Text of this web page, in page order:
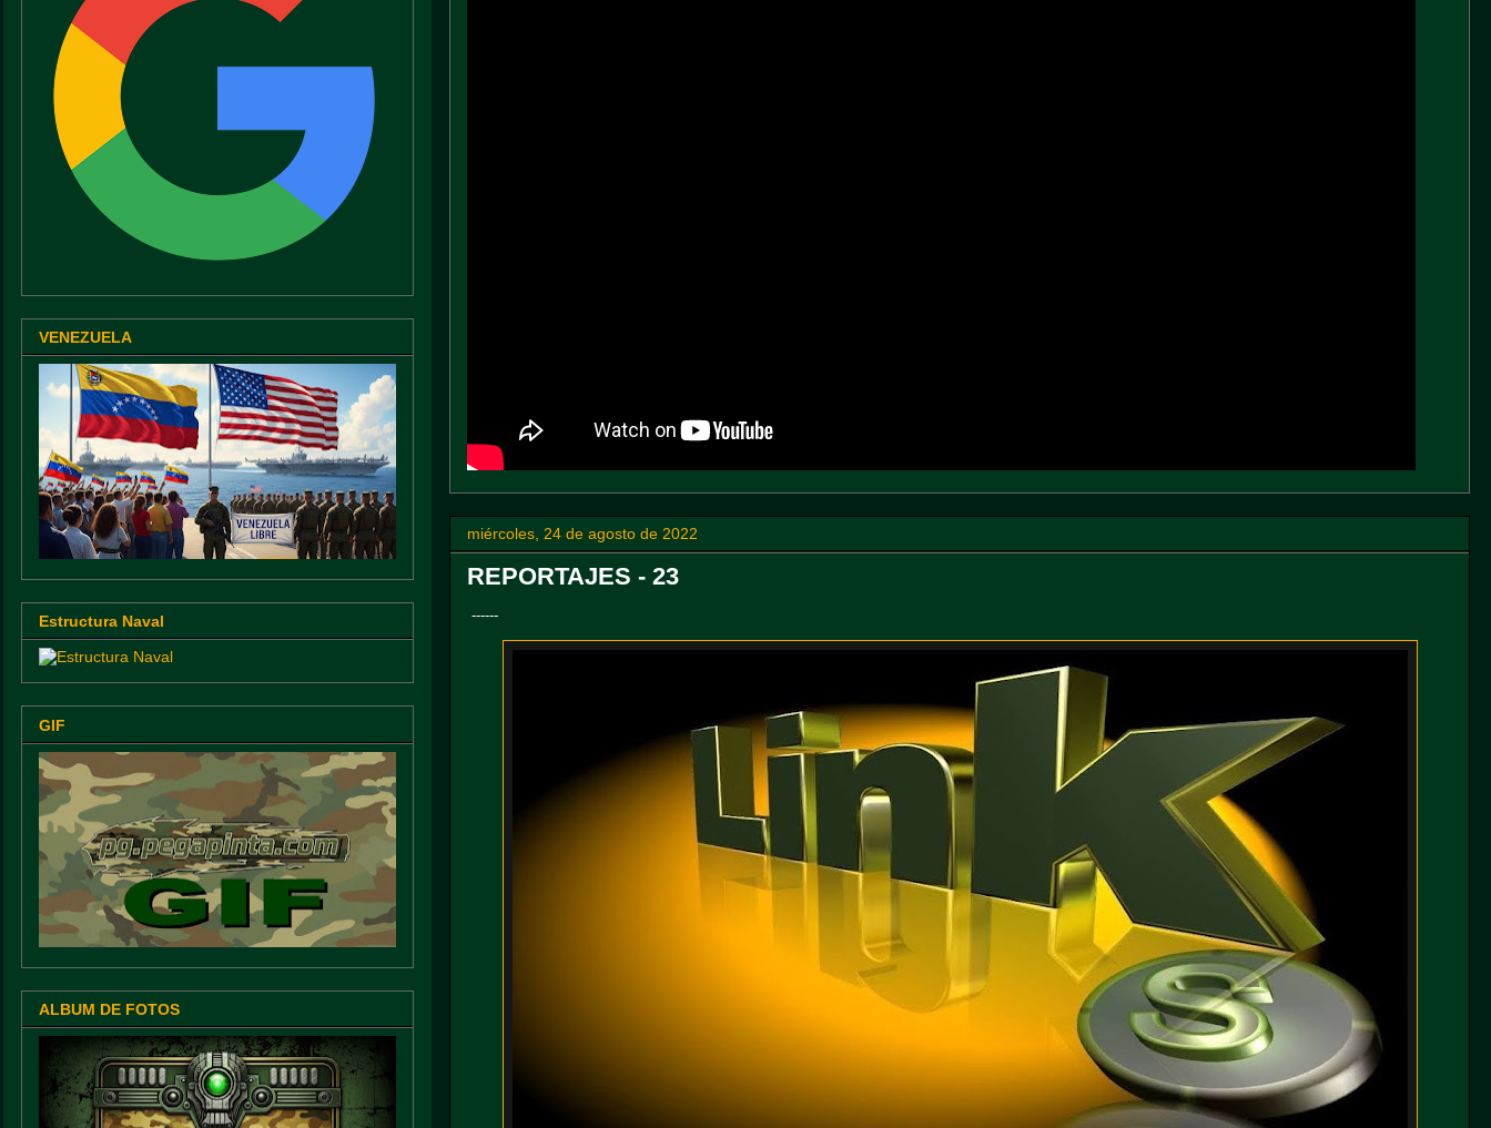
miércoles, 24 de agosto de 2022
REPORTAJES - 23
------
VENEZUELA
Estructura Naval
GIF
ALBUM DE FOTOS